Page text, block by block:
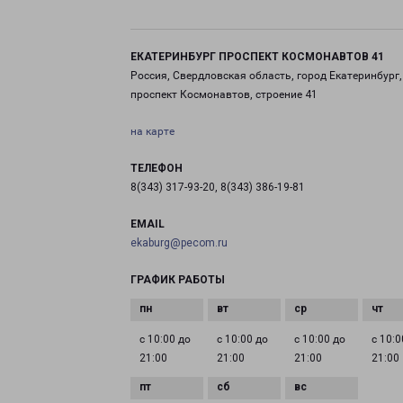
ЕКАТЕРИНБУРГ ПРОСПЕКТ КОСМОНАВТОВ 41
Россия, Свердловская область, город Екатеринбург,
проспект Космонавтов, строение 41
на карте
ТЕЛЕФОН
8(343) 317-93-20, 8(343) 386-19-81
EMAIL
ekaburg@pecom.ru
ГРАФИК РАБОТЫ
с 10:00 до
21:00
с 10:00 до
21:00
с 10:00 до
21:00
с
21:00